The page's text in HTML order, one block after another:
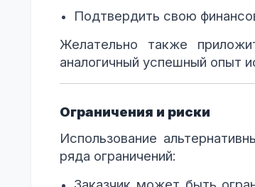
Подтвердить свою
Желательно также
аналогичный успешный опыт
Ограничения и риски
Использование
ряда ограничений: